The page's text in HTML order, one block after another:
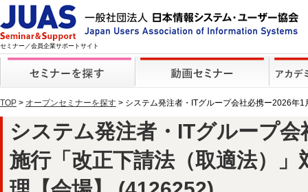
セミナー／会員企業サポートサイト
TOP > オープンセミナーを探す > システム発注者・ITグループ会社必携ー2026年
システム発注者・ITグループ
施行「改正下請法（取適法）